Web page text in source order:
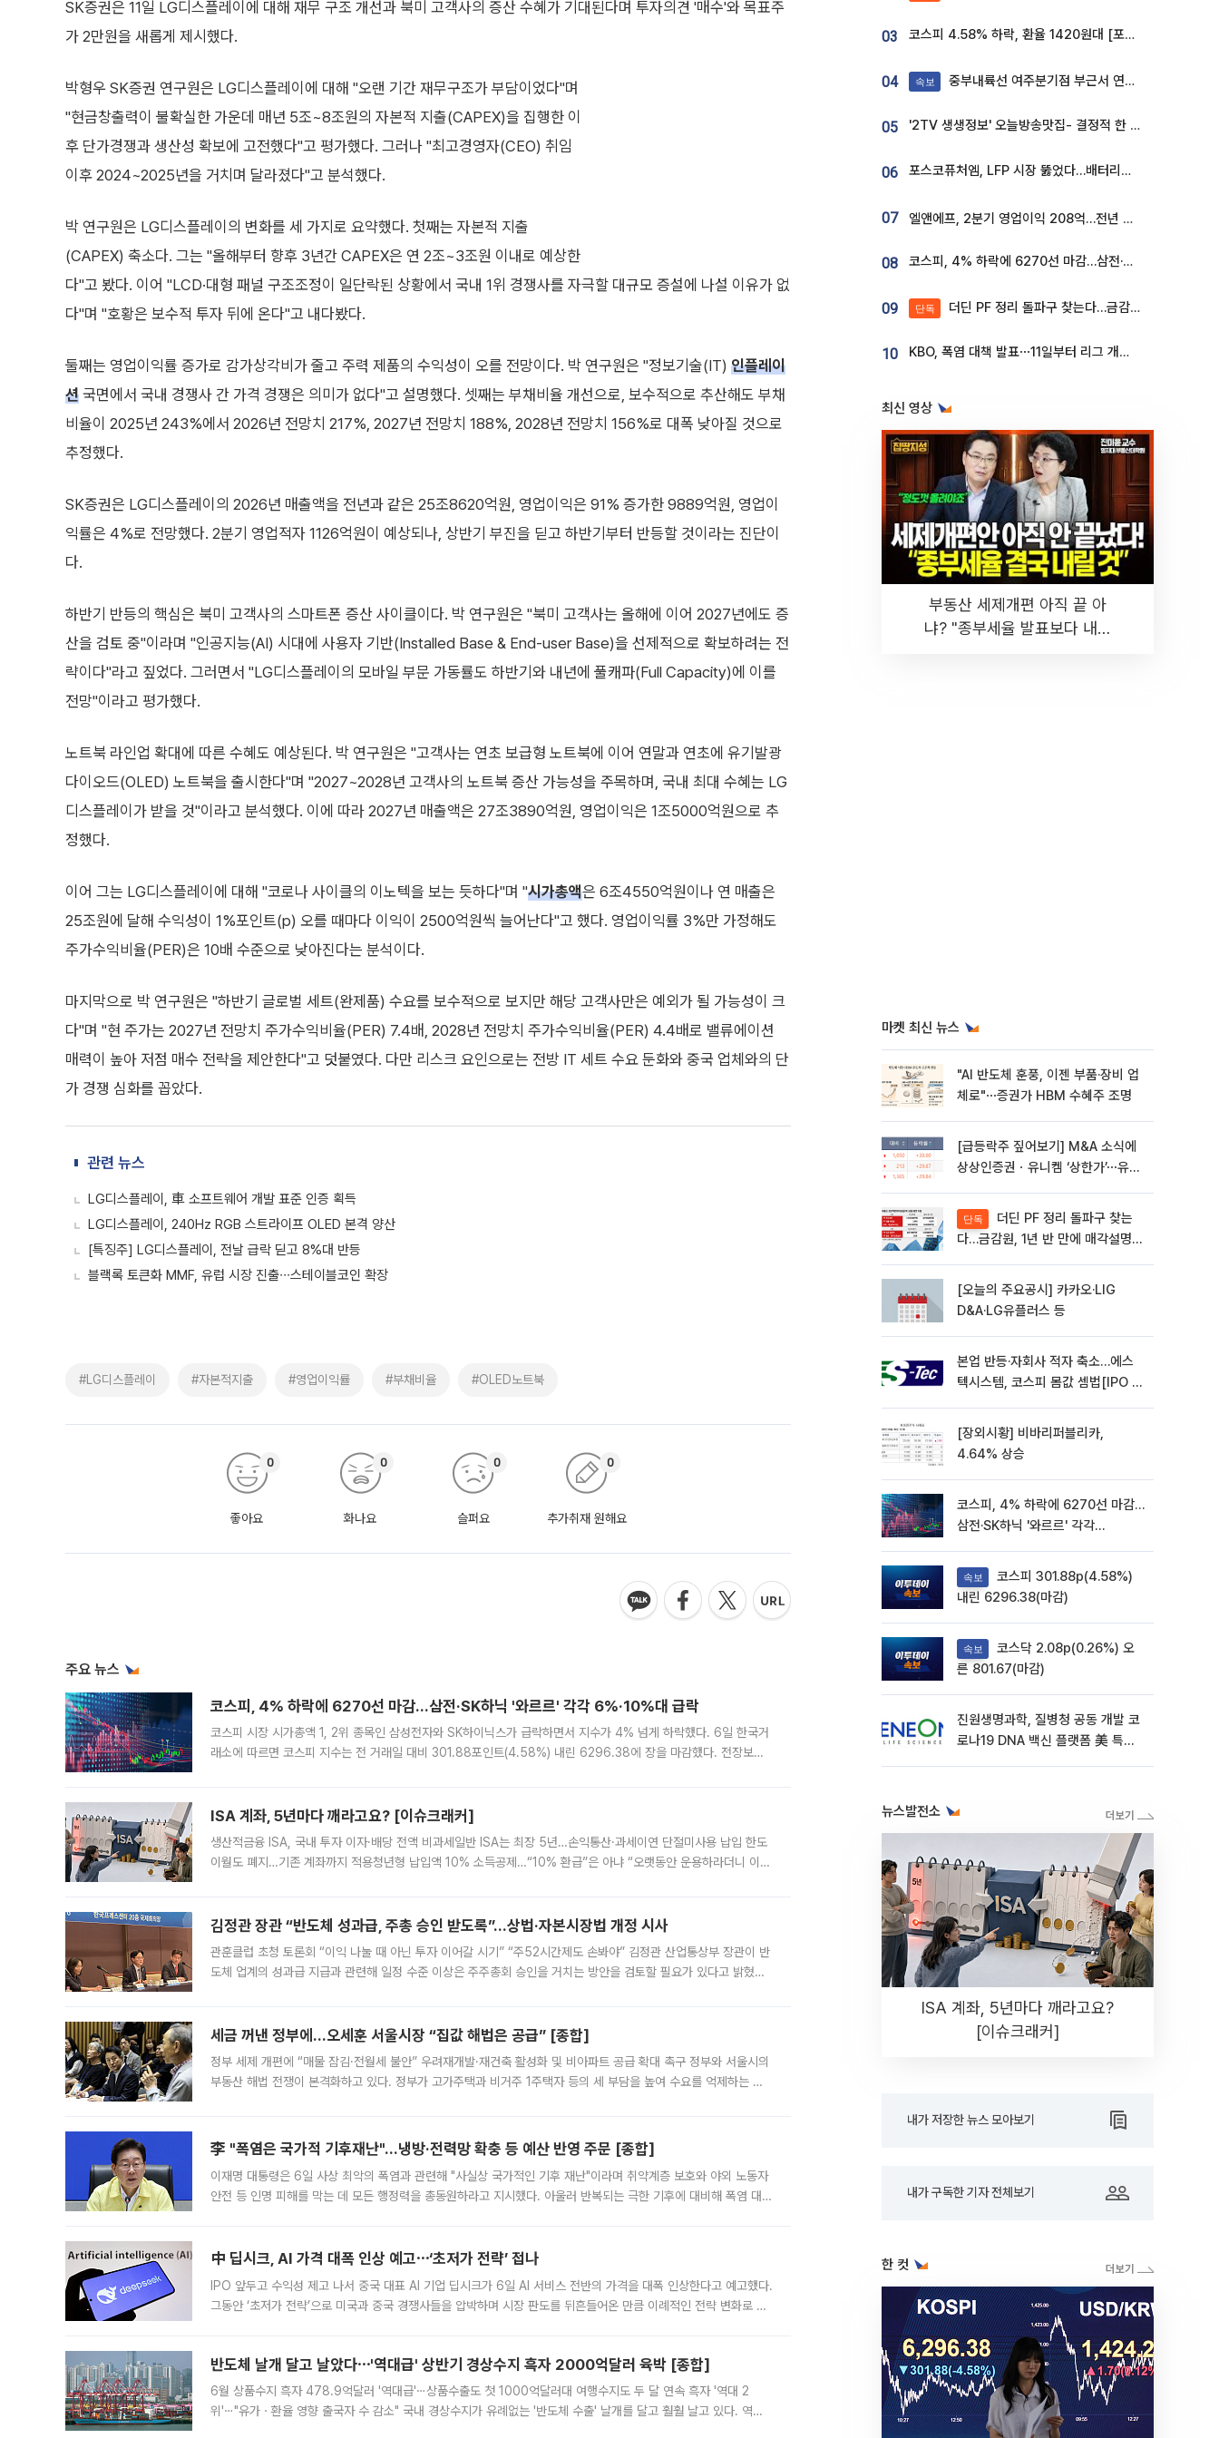
SK증권은 11일 LG디스플레이에 대해 재무 구조 개선과 북미 고객사의 증산 수혜가 기대된다며 투자의견 '매수'와 목표주
가 2만원을 새롭게 제시했다.
박형우 SK증권 연구원은 LG디스플레이에 대해 "오랜 기간 재무구조가 부담이었다"며
"현금창출력이 불확실한 가운데 매년 5조~8조원의 자본적 지출(CAPEX)을 집행한 이
후 단가경쟁과 생산성 확보에 고전했다"고 평가했다. 그러나 "최고경영자(CEO) 취임
이후 2024~2025년을 거치며 달라졌다"고 분석했다.
박 연구원은 LG디스플레이의 변화를 세 가지로 요약했다. 첫째는 자본적 지출
(CAPEX) 축소다. 그는 "올해부터 향후 3년간 CAPEX은 연 2조~3조원 이내로 예상한
다"고 봤다. 이어 "LCD·대형 패널 구조조정이 일단락된 상황에서 국내 1위 경쟁사를 자극할 대규모 증설에 나설 이유가 없
다"며 "호황은 보수적 투자 뒤에 온다"고 내다봤다.
둘째는 영업이익률 증가로 감가상각비가 줄고 주력 제품의 수익성이 오를 전망이다. 박 연구원은 "정보기술(IT) 인플레이
션 국면에서 국내 경쟁사 간 가격 경쟁은 의미가 없다"고 설명했다. 셋째는 부채비율 개선으로, 보수적으로 추산해도 부채
비율이 2025년 243%에서 2026년 전망치 217%, 2027년 전망치 188%, 2028년 전망치 156%로 대폭 낮아질 것으로
추정했다.
SK증권은 LG디스플레이의 2026년 매출액을 전년과 같은 25조8620억원, 영업이익은 91% 증가한 9889억원, 영업이
익률은 4%로 전망했다. 2분기 영업적자 1126억원이 예상되나, 상반기 부진을 딛고 하반기부터 반등할 것이라는 진단이
다.
하반기 반등의 핵심은 북미 고객사의 스마트폰 증산 사이클이다. 박 연구원은 "북미 고객사는 올해에 이어 2027년에도 증
산을 검토 중"이라며 "인공지능(AI) 시대에 사용자 기반(Installed Base & End-user Base)을 선제적으로 확보하려는 전
략이다"라고 짚었다. 그러면서 "LG디스플레이의 모바일 부문 가동률도 하반기와 내년에 풀캐파(Full Capacity)에 이를
전망"이라고 평가했다.
노트북 라인업 확대에 따른 수혜도 예상된다. 박 연구원은 "고객사는 연초 보급형 노트북에 이어 연말과 연초에 유기발광
다이오드(OLED) 노트북을 출시한다"며 "2027~2028년 고객사의 노트북 증산 가능성을 주목하며, 국내 최대 수혜는 LG
디스플레이가 받을 것"이라고 분석했다. 이에 따라 2027년 매출액은 27조3890억원, 영업이익은 1조5000억원으로 추
정했다.
이어 그는 LG디스플레이에 대해 "코로나 사이클의 이노텍을 보는 듯하다"며 "시가총액은 6조4550억원이나 연 매출은
25조원에 달해 수익성이 1%포인트(p) 오를 때마다 이익이 2500억원씩 늘어난다"고 했다. 영업이익률 3%만 가정해도
주가수익비율(PER)은 10배 수준으로 낮아진다는 분석이다.
마지막으로 박 연구원은 "하반기 글로벌 세트(완제품) 수요를 보수적으로 보지만 해당 고객사만은 예외가 될 가능성이 크
다"며 "현 주가는 2027년 전망치 주가수익비율(PER) 7.4배, 2028년 전망치 주가수익비율(PER) 4.4배로 밸류에이션
매력이 높아 저점 매수 전략을 제안한다"고 덧붙였다. 다만 리스크 요인으로는 전방 IT 세트 수요 둔화와 중국 업체와의 단
가 경쟁 심화를 꼽았다.
관련 뉴스
LG디스플레이, 車 소프트웨어 개발 표준 인증 획득
LG디스플레이, 240Hz RGB 스트라이프 OLED 본격 양산
[특징주] LG디스플레이, 전날 급락 딛고 8%대 반등
블랙록 토큰화 MMF, 유럽 시장 진출∙∙∙스테이블코인 확장
#LG디스플레이 #자본적지출 #영업이익률 #부채비율 #OLED노트북
좋아요
0
화나요
0
슬퍼요
0
추가취재 원해요
0
주요 뉴스
코스피, 4% 하락에 6270선 마감…삼전·SK하닉 '와르르' 각각 6%·10%대 급락
코스피 시장 시가총액 1, 2위 종목인 삼성전자와 SK하이닉스가 급락하면서 지수가 4% 넘게 하락했다. 6일 한국거
래소에 따르면 코스피 지수는 전 거래일 대비 301.88포인트(4.58%) 내린 6296.38에 장을 마감했다. 전장보다
ISA 계좌, 5년마다 깨라고요? [이슈크래커]
생산적금융 ISA, 국내 투자 이자·배당 전액 비과세일반 ISA는 최장 5년…손익통산·과세이연 단절미사용 납입 한도
이월도 폐지…기존 계좌까지 적용청년형 납입액 10% 소득공제…“10% 환급”은 아냐 “오랫동안 운용하라더니 이제
김정관 장관 “반도체 성과급, 주총 승인 받도록”…상법·자본시장법 개정 시사
관훈클럽 초청 토론회 “이익 나눌 때 아닌 투자 이어갈 시기” “주52시간제도 손봐야” 김정관 산업통상부 장관이 반
도체 업계의 성과급 지급과 관련해 일정 수준 이상은 주주총회 승인을 거치는 방안을 검토할 필요가 있다고 밝혔다.
세금 꺼낸 정부에…오세훈 서울시장 “집값 해법은 공급” [종합]
정부 세제 개편에 “매물 잠김·전월세 불안” 우려재개발·재건축 활성화 및 비아파트 공급 확대 촉구 정부와 서울시의
부동산 해법 전쟁이 본격화하고 있다. 정부가 고가주택과 비거주 1주택자 등의 세 부담을 높여 수요를 억제하는 카
李 "폭염은 국가적 기후재난"…냉방·전력망 확충 등 예산 반영 주문 [종합]
이재명 대통령은 6일 사상 최악의 폭염과 관련해 "사실상 국가적인 기후 재난"이라며 취약계층 보호와 야외 노동자
안전 등 인명 피해를 막는 데 모든 행정력을 총동원하라고 지시했다. 아울러 반복되는 극한 기후에 대비해 폭염 대응
中 딥시크, AI 가격 대폭 인상 예고⋯‘초저가 전략’ 접나
IPO 앞두고 수익성 제고 나서 중국 대표 AI 기업 딥시크가 6일 AI 서비스 전반의 가격을 대폭 인상한다고 예고했다.
그동안 ‘초저가 전략’으로 미국과 중국 경쟁사들을 압박하며 시장 판도를 뒤흔들어온 만큼 이례적인 전략 변화로 평
반도체 날개 달고 날았다⋯'역대급' 상반기 경상수지 흑자 2000억달러 육박 [종합]
6월 상품수지 흑자 478.9억달러 '역대급'⋯상품수출도 첫 1000억달러대 여행수지도 두 달 연속 흑자 '역대 2
위'⋯"유가ㆍ환율 영향 출국자 수 감소" 국내 경상수지가 유례없는 '반도체 수출' 날개를 달고 훨훨 날고 있다. 역대
03 코스피 4.58% 하락, 환율 1420원대 [포토]
04 속보 중부내륙선 여주분기점 부근서 연이은 추돌사고 발생
05 '2TV 생생정보' 오늘방송맛집- 결정적 한 수, 3종 메밀면! 메밀 소바 맛집 '의○○○○'
06 포스코퓨처엠, LFP 시장 뚫었다…배터리사와 대규모 장기 공급 합의
07 엘앤에프, 2분기 영업이익 208억…전년 比 흑자전환
08 코스피, 4% 하락에 6270선 마감…삼전·SK하닉 '와르르' 각각 6%·10%대 급락
09 단독 더딘 PF 정리 돌파구 찾는다…금감원, 1년 반 만에 매각설명회 재개
10 KBO, 폭염 대책 발표⋯11일부터 리그 개시ㆍ경기 오후 7시 시작
최신 영상
부동산 세제개편 아직 끝 아
냐? "종부세율 발표보다 내릴
마켓 최신 뉴스
"AI 반도체 훈풍, 이젠 부품·장비 업
체로"⋯증권가 HBM 수혜주 조명
[급등락주 짚어보기] M&A 소식에
상상인증권ㆍ유니켐 ‘상한가’⋯유증
단독
다…금감원, 1년 반 만에 매각설명회
[오늘의 주요공시] 카카오·LIG
D&A·LG유플러스 등
본업 반등·자회사 적자 축소…에스
텍시스템, 코스피 몸값 셈법[IPO 엑
[장외시황] 비바리퍼블리카,
4.64% 상승
코스피, 4% 하락에 6270선 마감…
삼전·SK하닉 '와르르' 각각
속보
내린 6296.38(마감)
속보
른 801.67(마감)
진원생명과학, 질병청 공동 개발 코
로나19 DNA 백신 플랫폼 美 특허
뉴스발전소
ISA 계좌, 5년마다 깨라고요?
[이슈크래커]
내가 저장한 뉴스 모아보기
내가 구독한 기자 전체보기
한 컷